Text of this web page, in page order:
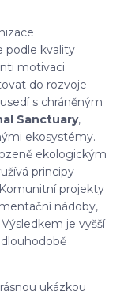
podle kvality
motivaci
do rozvoje
s chráněným
Sanctuary,
ekosystémy.
ekologickým
principy
projekty
nádoby,
je vyšší
ukázkou